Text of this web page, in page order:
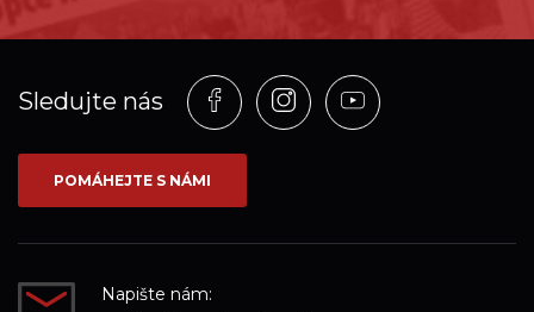
Sledujte nás
Profil
na
síti_Facebook
Profil
na
Profil
na
POMÁHEJTE S NÁMI
Napište nám: